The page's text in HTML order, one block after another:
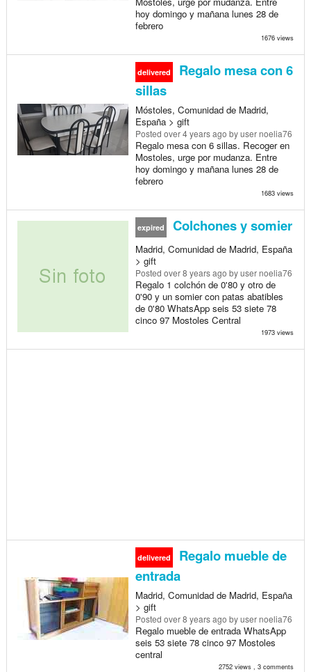
hoy domingo y mañana lunes 28 de
febrero
1676 views
delivered
Regalo mesa con 6
sillas
Móstoles, Comunidad de Madrid,
España > gift
Posted over 4 years ago by user noelia76
Regalo mesa con 6 sillas. Recoger en
Mostoles, urge por mudanza. Entre
hoy domingo y mañana lunes 28 de
febrero
1683 views
expired Colchones y somier
Madrid, Comunidad de Madrid, España
> gift
Posted over 8 years ago by user noelia76
Regalo 1 colchón de 0'80 y otro de
0'90 y un somier con patas abatibles
de 0'80 WhatsApp seis 53 siete 78
cinco 97 Mostoles Central
1973 views
delivered
Regalo mueble de
entrada
Madrid, Comunidad de Madrid, España
> gift
Posted over 8 years ago by user noelia76
Regalo mueble de entrada WhatsApp
seis 53 siete 78 cinco 97 Mostoles
central
2752 views , 3 comments